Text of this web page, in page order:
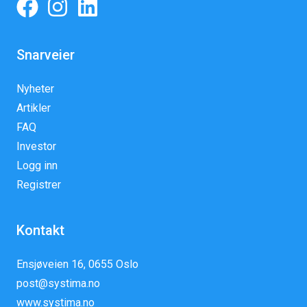
Snarveier
Nyheter
Artikler
FAQ
Investor
Logg inn
Registrer
Kontakt
Ensjøveien 16, 0655 Oslo
post@systima.no
www.systima.no